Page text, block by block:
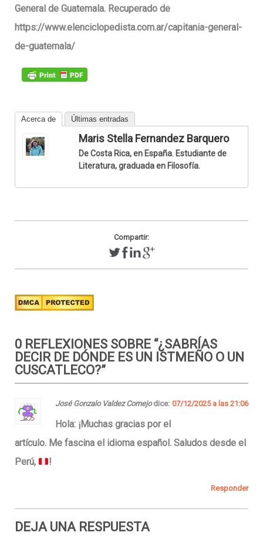
General de Guatemala. Recuperado de
https://www.elenciclopedista.com.ar/capitania-general-
de-guatemala/
Acerca de Últimas entradas
Maris Stella Fernandez Barquero
De Costa Rica, en España. Estudiante de
Literatura, graduada en Filosofía.
Compartir:
0 REFLEXIONES SOBRE “¿SABRÍAS
DECIR DE DÓNDE ES UN ISTMEÑO O UN
CUSCATLECO?”
José Gonzalo Valdez Cornejo dice: 07/12/2025 a las 21:06
Hola: ¡Muchas gracias por el
artículo. Me fascina el idioma español. Saludos desde el
Perú,
!
Responder
DEJA UNA RESPUESTA